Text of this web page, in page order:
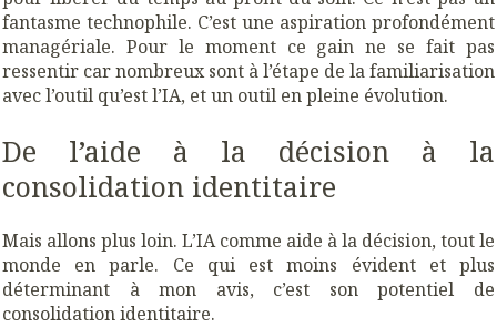
fantasme technophile. C’est une aspiration profondément
managériale. Pour le moment ce gain ne se fait pas
ressentir car nombreux sont à l’étape de la familiarisation
avec l’outil qu’est l’IA, et un outil en pleine évolution.
De l’aide à la décision à la
consolidation identitaire
Mais allons plus loin. L’IA comme aide à la décision, tout le
monde en parle. Ce qui est moins évident et plus
déterminant à mon avis, c’est son potentiel de
consolidation identitaire.